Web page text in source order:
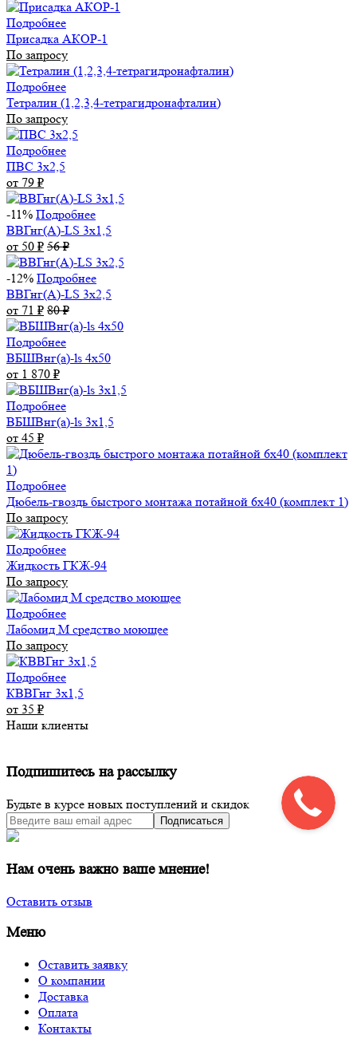
Подробнее
Присадка АКОР-1
По запросу
Подробнее
Тетралин (1,2,3,4-тетрагидронафталин)
По запросу
Подробнее
ПВС 3х2,5
от 79 ₽
-11% Подробнее
ВВГнг(А)-LS 3х1,5
от 50 ₽ 56₽
-12% Подробнее
ВВГнг(А)-LS 3х2,5
от 71 ₽ 80₽
Подробнее
ВБШВнг(а)-ls 4x50
от 1 870 ₽
Подробнее
ВБШВнг(а)-ls 3х1,5
от 45 ₽
Подробнее
Дюбель-гвоздь быстрого монтажа потайной 6х40 (комплект 1)
По запросу
Подробнее
Жидкость ГКЖ-94
По запросу
Подробнее
Лабомид М средство моющее
По запросу
Подробнее
КВВГнг 3х1,5
от 35 ₽
Наши клиенты
Подпишитесь на рассылку
Будьте в курсе новых поступлений и скидок
Подписаться
Нам очень важно ваше мнение!
Оставить отзыв
Меню
Оставить заявку
О компании
Доставка
Оплата
Контакты